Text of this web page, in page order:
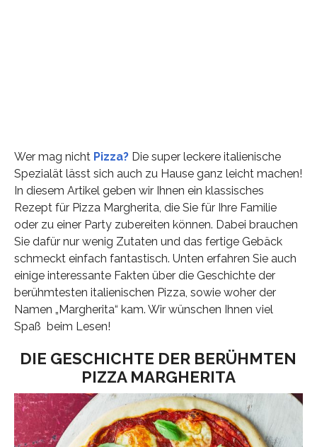
Wer mag nicht Pizza?Die super leckere italienische
Spezialät lässt sich auch zu Hause ganz leicht machen!
In diesem Artikel geben wir Ihnen ein klassisches
Rezept für Pizza Margherita, die Sie für Ihre Familie
oder zu einer Party zubereiten können. Dabei brauchen
Sie dafür nur wenig Zutaten und das fertige Gebäck
schmeckt einfach fantastisch. Unten erfahren Sie auch
einige interessante Fakten über die Geschichte der
berühmtesten italienischen Pizza, sowie woher der
Namen „Margherita“ kam. Wir wünschen Ihnen viel
Spaß beim Lesen!
DIE GESCHICHTE DER BERÜHMTEN
PIZZA MARGHERITA